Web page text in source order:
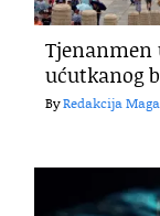
ućutkanog
ByRedakcija